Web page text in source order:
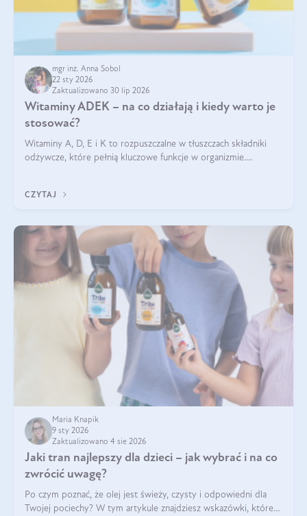
mgr inż. Anna Sobol
22 sty 2026
Zaktualizowano 30 lip 2026
Witaminy ADEK – na co działają i kiedy warto je
stosować?
Witaminy A, D, E i K to rozpuszczalne w tłuszczach składniki
odżywcze, które pełnią kluczowe funkcje w organizmie.
CZYTAJ
Maria Knapik
9 sty 2026
Zaktualizowano 4 sie 2026
Jaki tran najlepszy dla dzieci – jak wybrać i na co
zwrócić uwagę?
Po czym poznać, że olej jest świeży, czysty i odpowiedni dla
Twojej pociechy? W tym artykule znajdziesz wskazówki, które